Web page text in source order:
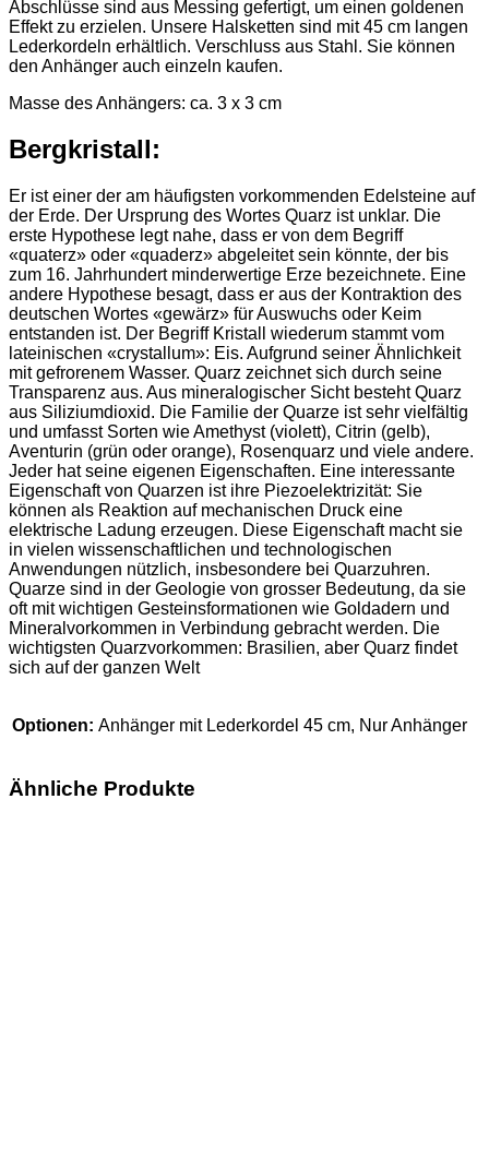
Abschlüsse sind aus Messing gefertigt, um einen goldenen
Effekt zu erzielen. Unsere Halsketten sind mit 45 cm langen
Lederkordeln erhältlich. Verschluss aus Stahl. Sie können
den Anhänger auch einzeln kaufen.
Masse des Anhängers: ca. 3 x 3 cm
Bergkristall:
Er ist einer der am häufigsten vorkommenden Edelsteine auf
der Erde. Der Ursprung des Wortes Quarz ist unklar. Die
erste Hypothese legt nahe, dass er von dem Begriff
«quaterz» oder «quaderz» abgeleitet sein könnte, der bis
zum 16. Jahrhundert minderwertige Erze bezeichnete. Eine
andere Hypothese besagt, dass er aus der Kontraktion des
deutschen Wortes «gewärz» für Auswuchs oder Keim
entstanden ist. Der Begriff Kristall wiederum stammt vom
lateinischen «crystallum»: Eis. Aufgrund seiner Ähnlichkeit
mit gefrorenem Wasser. Quarz zeichnet sich durch seine
Transparenz aus. Aus mineralogischer Sicht besteht Quarz
aus Siliziumdioxid. Die Familie der Quarze ist sehr vielfältig
und umfasst Sorten wie Amethyst (violett), Citrin (gelb),
Aventurin (grün oder orange), Rosenquarz und viele andere.
Jeder hat seine eigenen Eigenschaften. Eine interessante
Eigenschaft von Quarzen ist ihre Piezoelektrizität: Sie
können als Reaktion auf mechanischen Druck eine
elektrische Ladung erzeugen. Diese Eigenschaft macht sie
in vielen wissenschaftlichen und technologischen
Anwendungen nützlich, insbesondere bei Quarzuhren.
Quarze sind in der Geologie von grosser Bedeutung, da sie
oft mit wichtigen Gesteinsformationen wie Goldadern und
Mineralvorkommen in Verbindung gebracht werden. Die
wichtigsten Quarzvorkommen: Brasilien, aber Quarz findet
sich auf der ganzen Welt
Optionen: Anhänger mit Lederkordel 45 cm, Nur Anhänger
Ähnliche Produkte